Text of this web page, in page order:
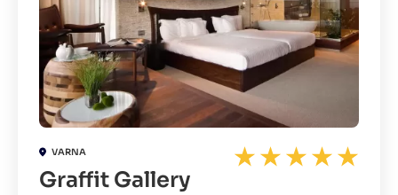
VARNA
Graffit Gallery